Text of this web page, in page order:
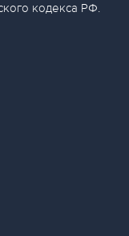
кодекса РФ.